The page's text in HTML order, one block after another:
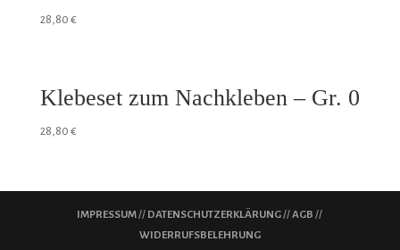
28,80 €
Klebeset zum Nachkleben – Gr. 0
28,80 €
IMPRESSUM// DATENSCHUTZERKLÄRUNG//AGB //
WIDERRUFSBELEHRUNG